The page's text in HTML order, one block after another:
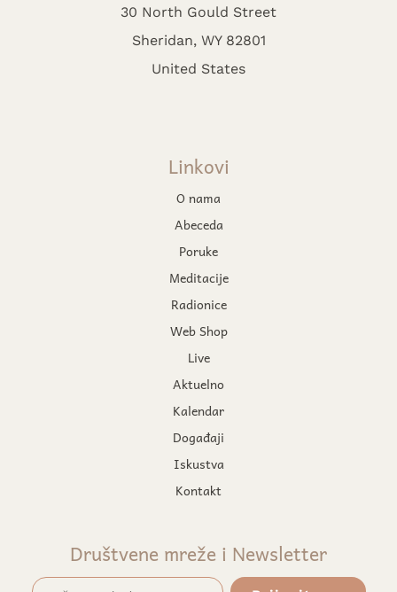
30 North Gould Street
Sheridan, WY 82801
United States
Linkovi
O nama
Abeceda
Poruke
Meditacije
Radionice
Web Shop
Live
Aktuelno
Kalendar
Događaji
Iskustva
Kontakt
Društvene mreže i Newsletter